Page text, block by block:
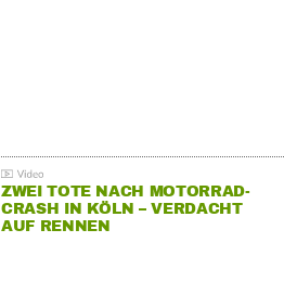
ZWEI TOTE NACH MOTORRAD-
CRASH IN KÖLN – VERDACHT
AUF RENNEN